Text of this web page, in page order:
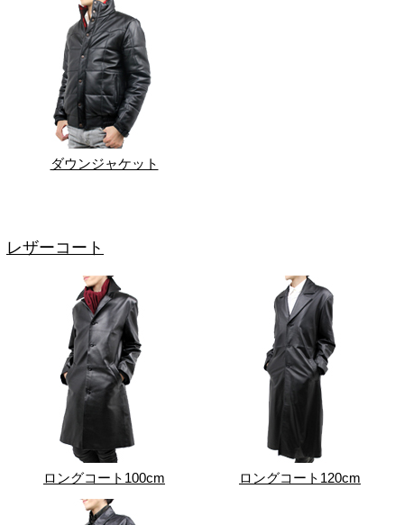
ダウンジャケット
レザーコート
ロングコート100cm ロングコート120cm